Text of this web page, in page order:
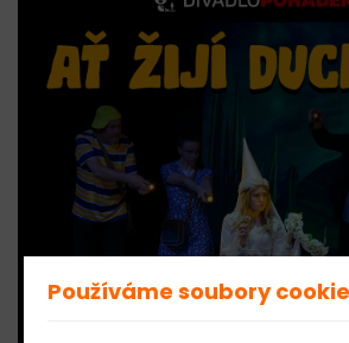
Používáme soubory